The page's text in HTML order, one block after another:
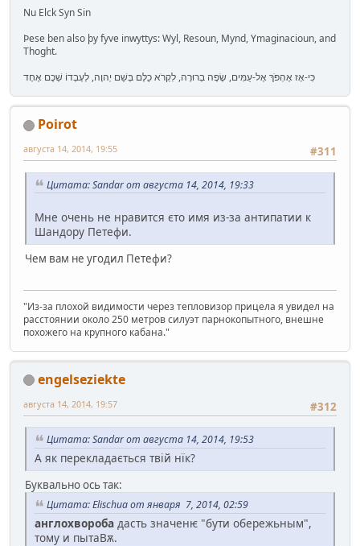
Nu Elck Syn Sin
Þese ben also þy fyve inwyttys: Wyl, Resoun, Mynd, Ymaginacioun, and
Thoght.
כִּי-אָז אֶהְפֹּךְ אֶל-עַמִּים, שָׂפָה בְרוּרָה, לִקְרֹא כֻלָּם בְּשֵׁם יְהוָה, לְעָבְדוֹ שְׁכֶם אֶחָד
Poirot
#311
августа 14, 2014, 19:55
Цитата: Sandar от августа 14, 2014, 19:33
Мне очень не нравится єто имя из-за антипатии к
Шандору Петефи.
Чем вам не угодил Петефи?
"Из-за плохой видимости через тепловизор прицела я увидел на
расстоянии около 250 метров силуэт парнокопытного, внешне
похожего на крупного кабана."
engelseziekte
#312
августа 14, 2014, 19:57
Цитата: Sandar от августа 14, 2014, 19:53
А як перекладається твій нїк?
Буквально ось так:
Цитата: Elischua от января 7, 2014, 02:59
англохвороба дасть значенѥ "бути обережьным",
тому и пытаВѫ.